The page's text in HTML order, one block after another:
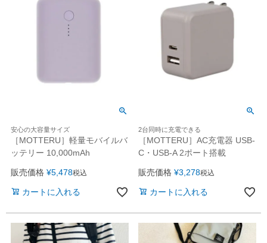
安心の大容量サイズ
［MOTTERU］軽量モバイルバ
ッテリー 10,000mAh
販売価格 ¥5,478税込
カートに入れる
2台同時に充電できる
［MOTTERU］AC充電器 USB-
C・USB-A 2ポート搭載
販売価格 ¥3,278税込
カートに入れる